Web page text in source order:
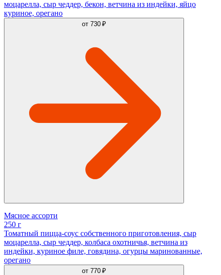
моцарелла, сыр чеддер, бекон, ветчина из индейки, яйцо
куриное, орегано
от 730 ₽
Мясное ассорти
250 г
Томатный пицца-соус собственного приготовления, сыр
моцарелла, сыр чеддер, колбаса охотничья, ветчина из
индейки, куриное филе, говядина, огурцы маринованные,
орегано
от 770 ₽